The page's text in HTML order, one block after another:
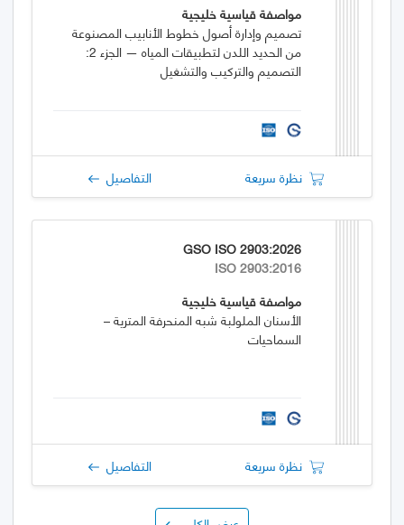
مواصفة قياسية خليجية
تصميم وإدارة أصول خطوط الأنابيب المصنوعة
من الحديد اللدن لتطبيقات المياه — الجزء 2:
التصميم والتركيب والتشغيل
نظرة سريعة التفاصيل
GSO ISO 2903:2026
ISO 2903:2016
مواصفة قياسية خليجية
الأسنان الملولبة شبه المنحرفة المترية –
السماحيات
نظرة سريعة التفاصيل